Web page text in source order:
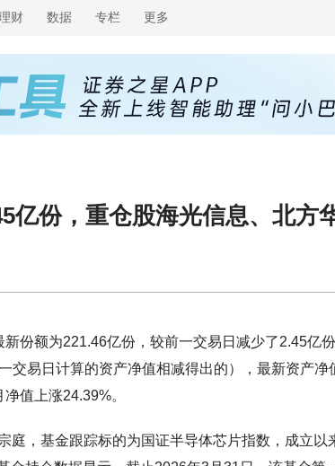
财 数据 专栏 更多
亿份，重仓股海光信息、北方
份额为221.46亿份，较前一交易日减少了2.45亿
交易日计算的资产净值相减得出的），最新资产净
值上涨24.39%。
，基金跟踪标的为国证半导体芯片指数，成立以